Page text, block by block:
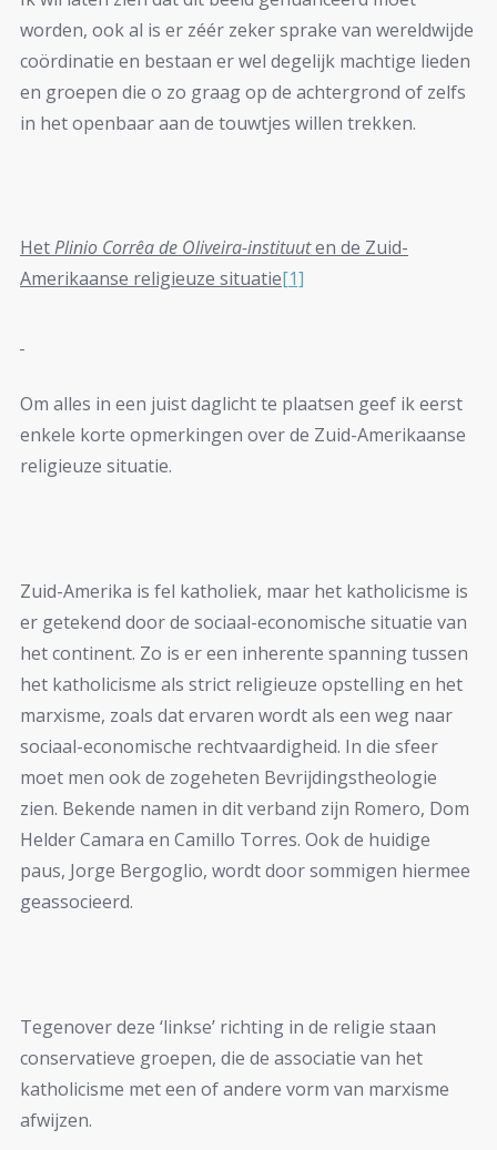
worden, ook al is er zéér zeker sprake van wereldwijde
coördinatie en bestaan er wel degelijk machtige lieden
en groepen die o zo graag op de achtergrond of zelfs
in het openbaar aan de touwtjes willen trekken.
HetPlinio Corrêa de Oliveira-instituuten de Zuid-
Amerikaanse religieuze situatie[1]
Om alles in een juist daglicht te plaatsen geef ik eerst
enkele korte opmerkingen over de Zuid-Amerikaanse
religieuze situatie.
Zuid-Amerika is fel katholiek, maar het katholicisme is
er getekend door de sociaal-economische situatie van
het continent. Zo is er een inherente spanning tussen
het katholicisme als strict religieuze opstelling en het
marxisme, zoals dat ervaren wordt als een weg naar
sociaal-economische rechtvaardigheid. In die sfeer
moet men ook de zogeheten Bevrijdingstheologie
zien. Bekende namen in dit verband zijn Romero, Dom
Helder Camara en Camillo Torres. Ook de huidige
paus, Jorge Bergoglio, wordt door sommigen hiermee
geassocieerd.
Tegenover deze ‘linkse’ richting in de religie staan
conservatieve groepen, die de associatie van het
katholicisme met een of andere vorm van marxisme
afwijzen.